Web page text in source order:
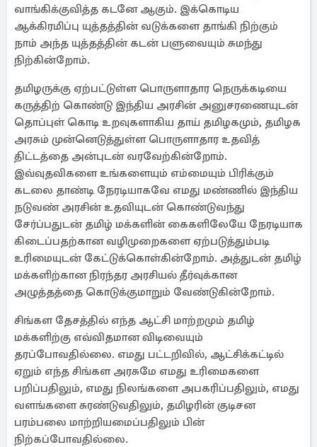
வாங்கிக்குவித்த கடனே ஆகும். இக்கொடிய
ஆக்கிரமிப்பு யுத்தத்தின் வடுக்களை தாங்கி நிற்கும்
நாம் அந்த யுத்தத்தின் கடன் பளுவையும் சுமந்து
நிற்கின்றோம்.
தமிழருக்கு ஏற்பட்டுள்ள பொருளாதார நெருக்கடியை
கருத்திற் கொண்டு இந்திய அரசின் அனுசரணையுடன்
தொப்புள் கொடி உறவுகளாகிய தாய் தமிழகமும், தமிழக
அரசும் முன்னெடுத்துள்ள பொருளாதார உதவித்
திட்டத்தை அன்புடன் வரவேற்கின்றோம்.
இவ்வுதவிகளை உங்களையும் எம்மையும் பிரிக்கும்
கடலை தாண்டி நேரடியாகவே எமது மண்ணில் இந்திய
நடுவண் அரசின் உதவியுடன் கொண்டுவந்து
சேர்ப்பதுடன் தமிழ் மக்களின் கைகளிலேயே நேரடியாக
கிடைப்பதற்கான வழிமுறைகளை ஏற்படுத்தும்படி
உரிமையுடன் கேட்டுக்கொள்கின்றோம். அத்துடன் தமிழ்
மக்களிற்கான நிரந்தர அரசியல் தீர்வுக்கான
அழுத்தத்தை கொடுக்குமாறும் வேண்டுகின்றோம்.
சிங்கள தேசத்தில் எந்த ஆட்சி மாற்றமும் தமிழ்
மக்களிற்கு எவ்விதமான விடிவையும்
தரப்போவதில்லை. எமது பட்டறிவில், ஆட்சிக்கட்டில்
ஏறும் எந்த சிங்கள அரசுமே எமது உரிமைகளை
பறிப்பதிலும், எமது நிலங்களை அபகரிப்பதிலும், எமது
வளங்களை சுரண்டுவதிலும், தமிழரின் குடிசன
பரம்பலை மாற்றியமைப்பதிலும் பின்
நிற்கப்போவதில்லை.